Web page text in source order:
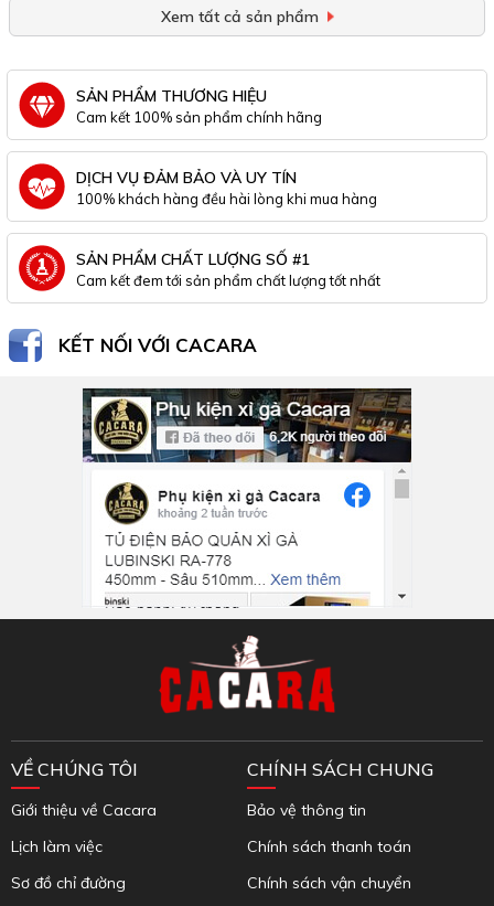
Xem tất cả sản phẩm
SẢN PHẨM THƯƠNG HIỆU
Cam kết 100% sản phẩm chính hãng
DỊCH VỤ ĐẢM BẢO VÀ UY TÍN
100% khách hàng đều hài lòng khi mua hàng
SẢN PHẨM CHẤT LƯỢNG SỐ #1
Cam kết đem tới sản phẩm chất lượng tốt nhất
KẾT NỐI VỚI CACARA
VỀ CHÚNG TÔI
Giới thiệu về Cacara
Lịch làm việc
Sơ đồ chỉ đường
CHÍNH SÁCH CHUNG
Bảo vệ thông tin
Chính sách thanh toán
Chính sách vận chuyển